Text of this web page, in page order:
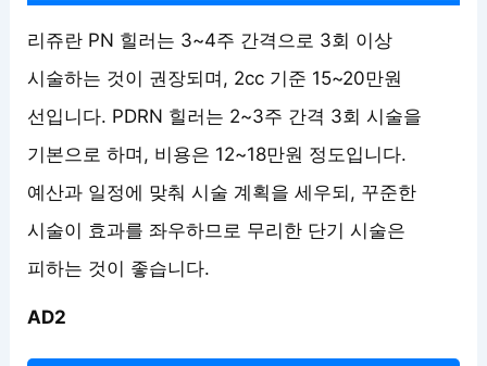
리쥬란 PN 힐러는 3~4주 간격으로 3회 이상
시술하는 것이 권장되며, 2cc 기준 15~20만원
선입니다. PDRN 힐러는 2~3주 간격 3회 시술을
기본으로 하며, 비용은 12~18만원 정도입니다.
예산과 일정에 맞춰 시술 계획을 세우되, 꾸준한
시술이 효과를 좌우하므로 무리한 단기 시술은
피하는 것이 좋습니다.
AD2